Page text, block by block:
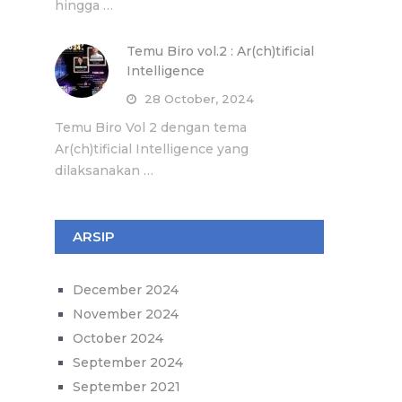
hingga …
Temu Biro vol.2 : Ar(ch)tificial
Intelligence
28 October, 2024
Temu Biro Vol 2 dengan tema
Ar(ch)tificial Intelligence yang
dilaksanakan …
ARSIP
December 2024
November 2024
October 2024
September 2024
September 2021